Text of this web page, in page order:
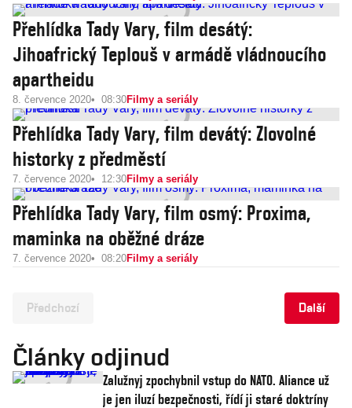
Přehlídka Tady Vary, film desátý:
Jihoafrický Teplouš v armádě vládnoucího
apartheidu
8. července 2020 08:30Filmy a seriály
Přehlídka Tady Vary, film devátý: Zlovolné
historky z předměstí
7. července 2020 12:30Filmy a seriály
Přehlídka Tady Vary, film osmý: Proxima,
maminka na oběžné dráze
7. července 2020 08:20Filmy a seriály
Předchozí Další
Články odjinud
Zalužnyj zpochybnil vstup do NATO. Aliance už
je jen iluzí bezpečnosti, řídí ji staré doktríny